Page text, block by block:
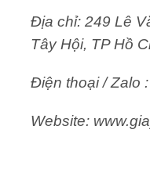
Địa chỉ: 249 Lê
Tây Hội, TP Hồ
Điện thoại / Zalo
Website: